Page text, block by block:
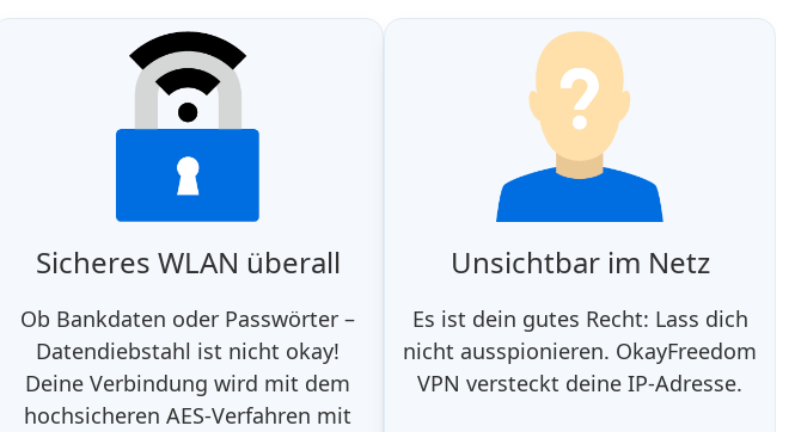
Sicheres WLAN überall
Ob Bankdaten oder Passwörter –
Datendiebstahl ist nicht okay!
Deine Verbindung wird mit dem
hochsicheren AES-Verfahren mit
Unsichtbar im Netz
Es ist dein gutes Recht: Lass dich
nicht ausspionieren. OkayFreedom
VPN versteckt deine IP-Adresse.